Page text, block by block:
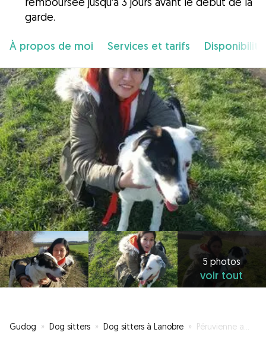
garde.
À propos de moi Services et tarifs Disponibilité
5 photos
voir tout
Gudog » Dog sitters » Dog sitters à Lanobre » Péruvienne amoureuse de petits chiens